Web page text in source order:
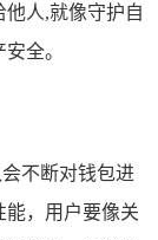
人,就像守护自
全。
会不断对钱包进
能，用户要像关